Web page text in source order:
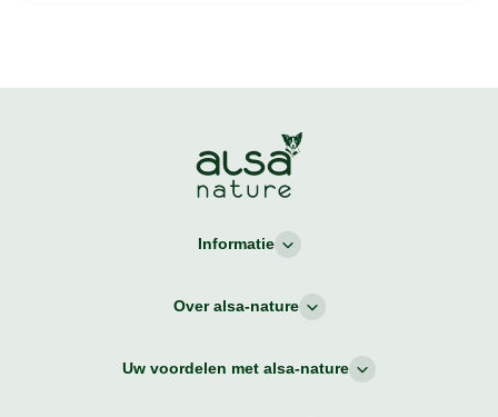
Informatie
Over alsa-nature
Uw voordelen met alsa-nature